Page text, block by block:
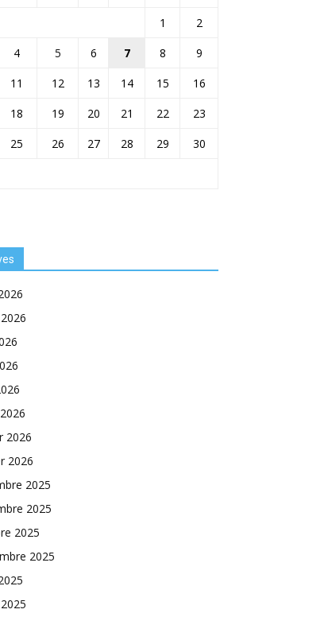
1
2
4 5 6 7 8
9
11 12 13 14 15
16
18 19 20 21 22
23
25 26 27 28 29
30
2026
2026
2025
2025
2025
2025